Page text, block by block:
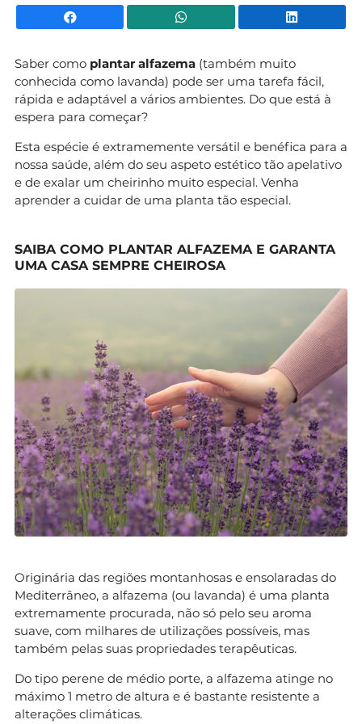
Facebook WhatsApp
Saber como plantar alfazema (também muito
conhecida como lavanda) pode ser uma tarefa fácil,
rápida e adaptável a vários ambientes. Do que está à
espera para começar?
Esta espécie é extramemente versátil e benéfica para a
nossa saúde, além do seu aspeto estético tão apelativo
e de exalar um cheirinho muito especial. Venha
aprender a cuidar de uma planta tão especial.
SAIBA COMO PLANTAR ALFAZEMA E GARANTA
UMA CASA SEMPRE CHEIROSA
Originária das regiões montanhosas e ensolaradas do
Mediterrâneo, a alfazema (ou lavanda) é uma planta
extremamente procurada, não só pelo seu aroma
suave, com milhares de utilizações possíveis, mas
também pelas suas propriedades terapêuticas.
Do tipo perene de médio porte, a alfazema atinge no
máximo 1 metro de altura e é bastante resistente a
alterações climáticas.